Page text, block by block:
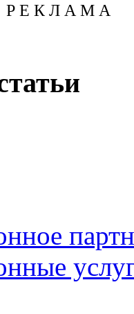
Р Е К Л А М А